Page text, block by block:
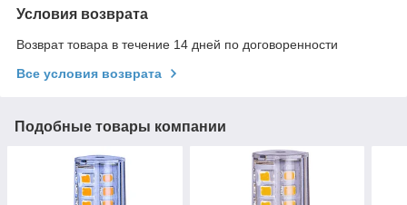
Условия возврата
Возврат товара в течение 14 дней по договоренности
Все условия возврата
Подобные товары компании